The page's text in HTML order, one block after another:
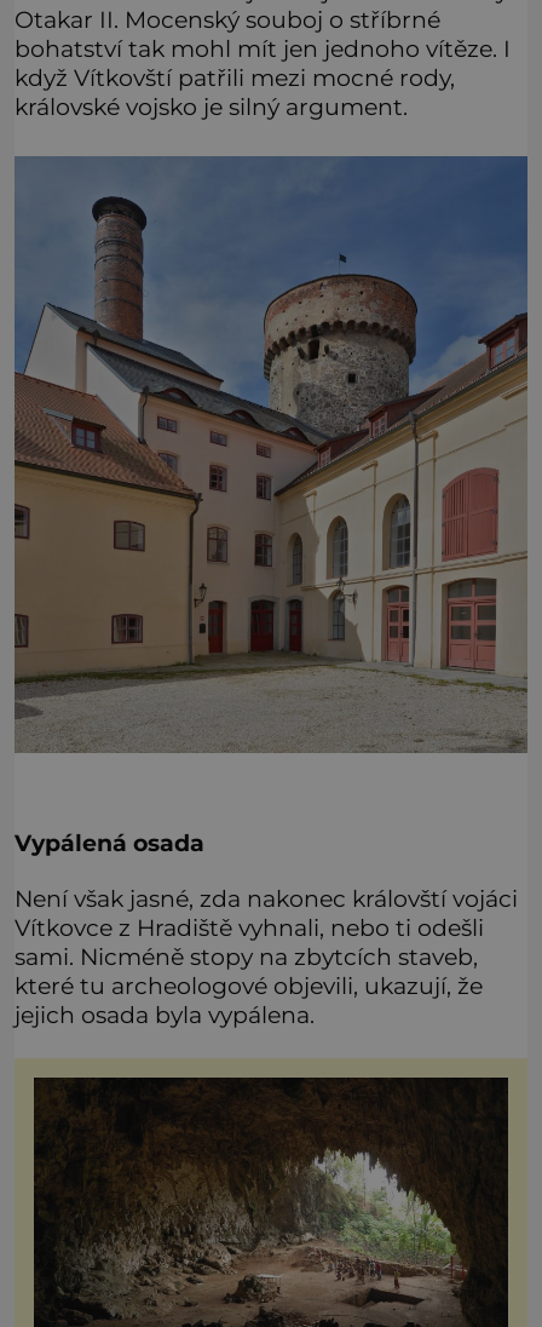
Otakar II. Mocenský souboj o stříbrné
bohatství tak mohl mít jen jednoho vítěze. I
když Vítkovští patřili mezi mocné rody,
královské vojsko je silný argument.
Vypálená osada
Není však jasné, zda nakonec královští vojáci
Vítkovce z Hradiště vyhnali, nebo ti odešli
sami. Nicméně stopy na zbytcích staveb,
které tu archeologové objevili, ukazují, že
jejich osada byla vypálena.